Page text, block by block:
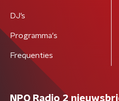
DJ’s
Programma's
Frequenties
NPO Radio 2